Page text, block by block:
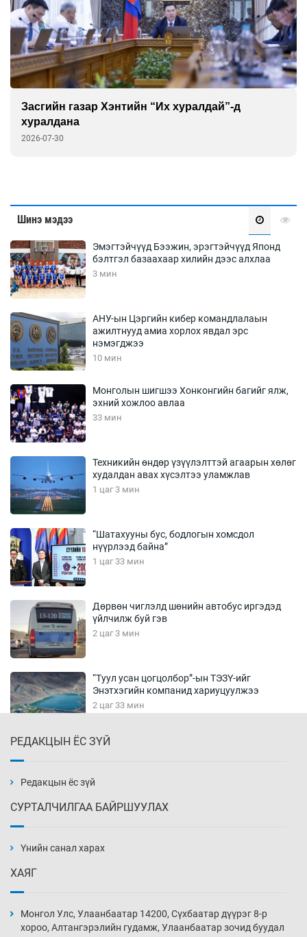
Засгийн газар Хэнтийн “Их хуралдай”-д
хуралдана
2026-07-30
Шинэ мэдээ
Эмэгтэйчүүд Бээжин, эрэгтэйчүүд Японд
бэлтгэл базаахаар хилийн дээс алхлаа
3 мин
АНУ-ын Цэргийн кибер командлалаын
ажилтнууд амиа хорлох явдал эрс
нэмэгджээ
10 мин
Монголын шигшээ Хонконгийн багийг ялж,
эхний хожлоо авлаа
33 мин
Техникийн өндөр үзүүлэлттэй агаарын хөлөг
худалдан авах хүсэлтээ уламжлав
1 цаг 3 мин
“Шатахууны бус, бодлогын хомсдол
нүүрлээд байна”
1 цаг 33 мин
Дөрвөн чиглэлд шөнийн автобус иргэдэд
үйлчилж буй гэв
2 цаг 3 мин
“Туул усан цогцолбор”-ын ТЭЗҮ-ийг
Энэтхэгийн компанид хариуцуулжээ
2 цаг 33 мин
3 цаг 3 мин
3 цаг 33 мин
4 цаг 3 мин
РЕДАКЦЫН ЁС ЗҮЙ
Редакцын ёс зүй
СУРТАЛЧИЛГАА БАЙРШУУЛАХ
Үнийн санал харах
ХАЯГ
Монгол Улс, Улаанбаатар 14200, Сүхбаатар дүүрэг 8-р
хороо, Алтангэрэлийн гудамж, Улаанбаатар зочид буудал